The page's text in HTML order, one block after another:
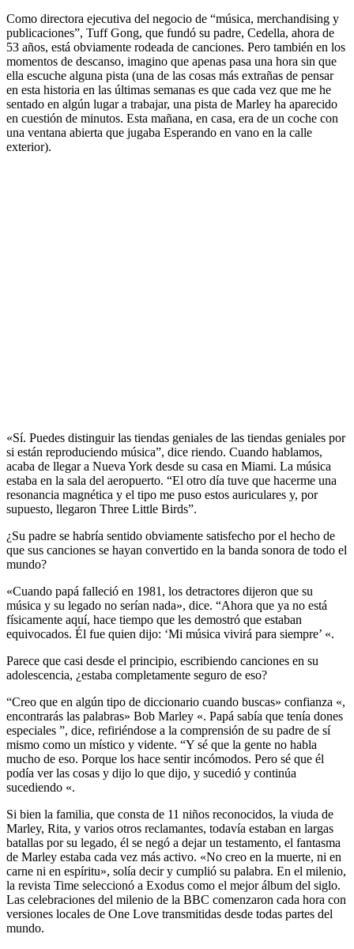
Como directora ejecutiva del negocio de “música, merchandising y
publicaciones”, Tuff Gong, que fundó su padre, Cedella, ahora de
53 años, está obviamente rodeada de canciones. Pero también en los
momentos de descanso, imagino que apenas pasa una hora sin que
ella escuche alguna pista (una de las cosas más extrañas de pensar
en esta historia en las últimas semanas es que cada vez que me he
sentado en algún lugar a trabajar, una pista de Marley ha aparecido
en cuestión de minutos. Esta mañana, en casa, era de un coche con
una ventana abierta que jugaba Esperando en vano en la calle
exterior).
«Sí. Puedes distinguir las tiendas geniales de las tiendas geniales por
si están reproduciendo música”, dice riendo. Cuando hablamos,
acaba de llegar a Nueva York desde su casa en Miami. La música
estaba en la sala del aeropuerto. “El otro día tuve que hacerme una
resonancia magnética y el tipo me puso estos auriculares y, por
supuesto, llegaron Three Little Birds”.
¿Su padre se habría sentido obviamente satisfecho por el hecho de
que sus canciones se hayan convertido en la banda sonora de todo el
mundo?
«Cuando papá falleció en 1981, los detractores dijeron que su
música y su legado no serían nada», dice. “Ahora que ya no está
físicamente aquí, hace tiempo que les demostró que estaban
equivocados. Él fue quien dijo: ‘Mi música vivirá para siempre’ «.
Parece que casi desde el principio, escribiendo canciones en su
adolescencia, ¿estaba completamente seguro de eso?
“Creo que en algún tipo de diccionario cuando buscas» confianza «,
encontrarás las palabras» Bob Marley «. Papá sabía que tenía dones
especiales ”, dice, refiriéndose a la comprensión de su padre de sí
mismo como un místico y vidente. “Y sé que la gente no habla
mucho de eso. Porque los hace sentir incómodos. Pero sé que él
podía ver las cosas y dijo lo que dijo, y sucedió y continúa
sucediendo «.
Si bien la familia, que consta de 11 niños reconocidos, la viuda de
Marley, Rita, y varios otros reclamantes, todavía estaban en largas
batallas por su legado, él se negó a dejar un testamento, el fantasma
de Marley estaba cada vez más activo. «No creo en la muerte, ni en
carne ni en espíritu», solía decir y cumplió su palabra. En el milenio,
la revista Time seleccionó a Exodus como el mejor álbum del siglo.
Las celebraciones del milenio de la BBC comenzaron cada hora con
versiones locales de One Love transmitidas desde todas partes del
mundo.